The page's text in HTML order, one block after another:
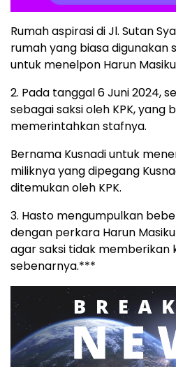
Rumah aspirasi di Jl. Sutan
rumah yang biasa digunakan
untuk menelpon Harun
2. Pada tanggal 6 Juni 2024,
sebagai saksi oleh KPK, yang
memerintahkan stafnya.
Bernama Kusnadi untuk
miliknya yang dipegang
ditemukan oleh KPK.
3. Hasto mengumpulkan
dengan perkara Harun
agar saksi tidak memberikan
sebenarnya.***